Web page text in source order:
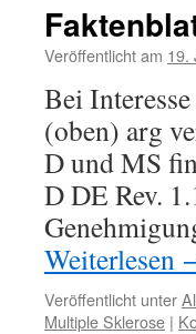
Veröffentlicht am 19.
Bei
(oben) arg
D und MS
D DE Rev.
Weiterlesen
Veröffentlicht unter
Multiple Sklerose |